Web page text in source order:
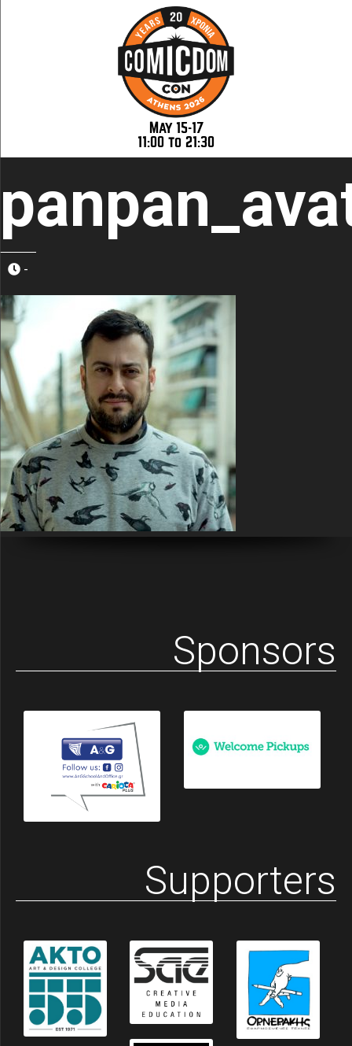
May 15-17
11:00 to 21:30
-
Sponsors
Supporters